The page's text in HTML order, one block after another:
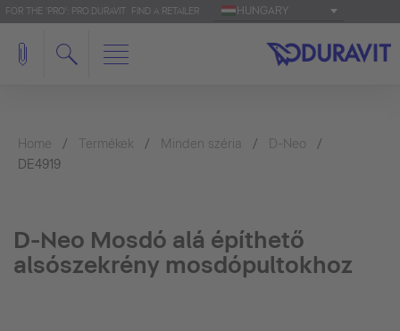
FOR THE 'PRO': PRO.DURAVIT FIND A RETAILER HUNGARY
Home Termékek Minden széria
D-Neo
DE4919
D-Neo Mosdó alá építhető
alsószekrény mosdópultokhoz